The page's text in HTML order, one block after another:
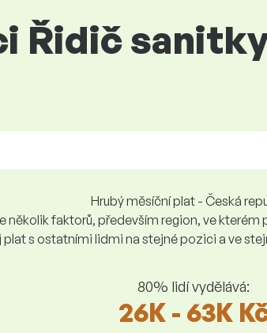
Řidič
Hrubý měsíční plat - Česká
několik faktorů, především region, ve kterém
plat s ostatními lidmi na stejné pozici a ve
80% lidí vydělává:
26K - 63K